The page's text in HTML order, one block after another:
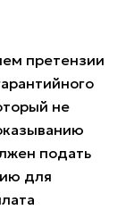
претензии
не
подать
для